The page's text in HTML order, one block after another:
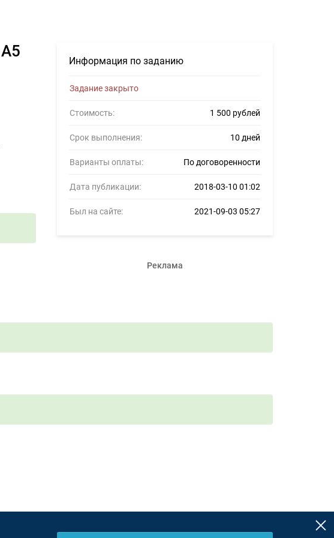
Информация по заданию
Задание закрыто
Стоимость: 1 500 рублей
Срок выполнения: 10 дней
Варианты оплаты: По договоренности
Дата публикации: 2018-03-10 01:02
Был на сайте: 2021-09-03 05:27
Реклама